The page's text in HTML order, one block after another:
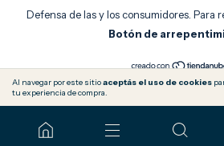
Al navegar por este sitioaceptás el uso de cookies
tu experiencia de compra.
Defensa de las y los consumidores. Para
Botón de